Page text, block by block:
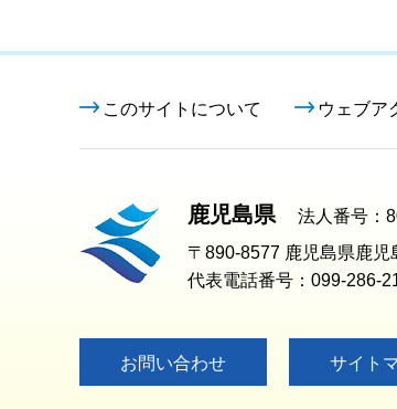
このサイトについて ウェブア
鹿児島県
法人番号：
〒890-8577 鹿児島県鹿
代表電話番号：099-286-
お問い合わせ サイト